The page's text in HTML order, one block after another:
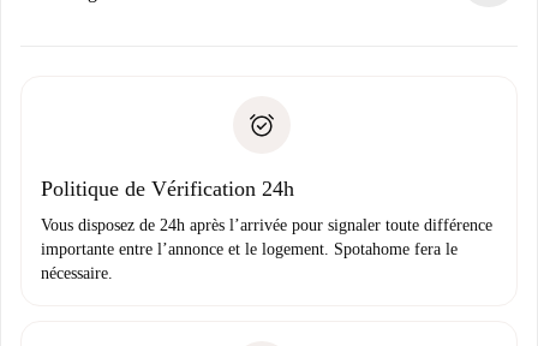
Justificatif de solvabilité
uniquement si aucun problème n'est signalé.
Politique de Vérification 24h
Vous disposez de 24h après l’arrivée pour signaler toute différence
importante entre l’annonce et le logement. Spotahome fera le
nécessaire.